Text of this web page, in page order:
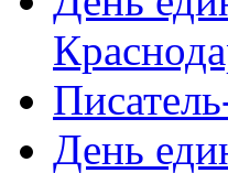
День